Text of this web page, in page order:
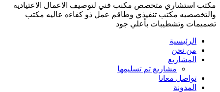
مكتب استشاري متخصص مكنب فني لتوصيف الاعمال الاعتياديه
والتخصصيه مكتب تنفيذي وطاقم عمل ذو كفاءه عاليه مكتب
تصميمات وتشطيبات بأعلي جود
الرئيسية
من نحن
المشاريع
مشاريع تم تسليمها
تواصل معانا
المدونة